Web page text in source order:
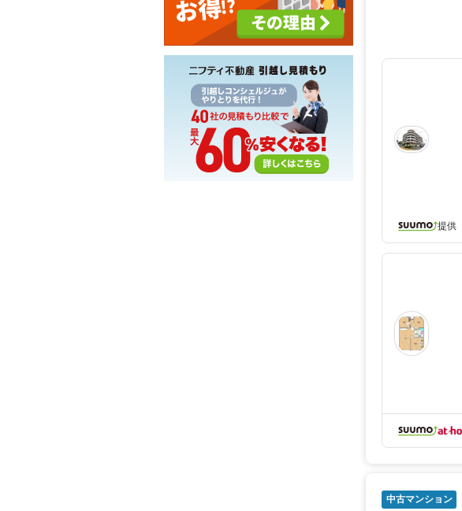
提供
中古マンション